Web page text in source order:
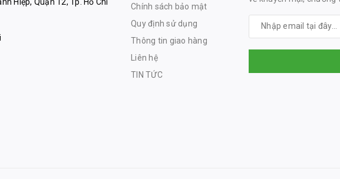
Chính sách bảo mật
Quy định sử dụng
Thông tin giao hàng
Liên hệ
TIN TỨC